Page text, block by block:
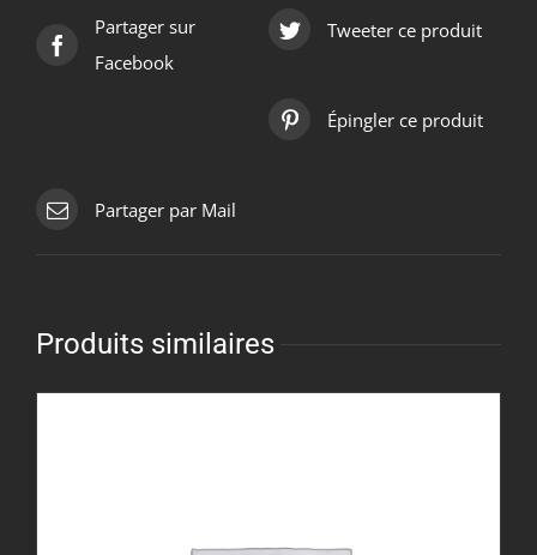
Partager sur
Facebook
Tweeter ce produit
Épingler ce produit
Partager par Mail
Produits similaires